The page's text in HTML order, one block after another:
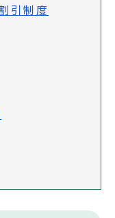
引制度